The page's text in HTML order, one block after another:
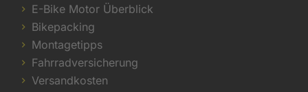
E-Bike Motor Überblick
Bikepacking
Montagetipps
Fahrradversicherung
Versandkosten